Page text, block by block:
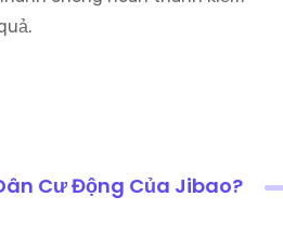
Cư Động Của Jibao?